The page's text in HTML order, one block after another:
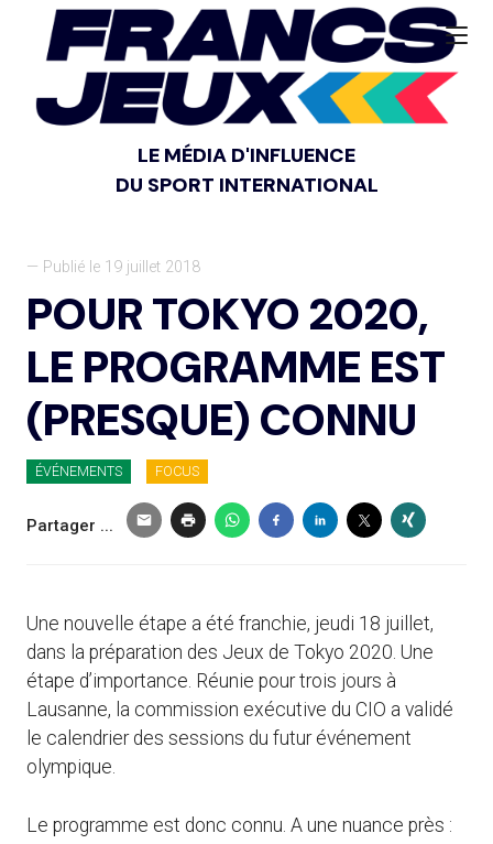
LE MÉDIA D'INFLUENCE
DU SPORT INTERNATIONAL
— Publié le 19 juillet 2018
POUR TOKYO 2020,
LE PROGRAMME EST
(PRESQUE) CONNU
ÉVÉNEMENTS FOCUS
Partager ...
Une nouvelle étape a été franchie, jeudi 18 juillet,
dans la préparation des Jeux de Tokyo 2020. Une
étape d’importance. Réunie pour trois jours à
Lausanne, la commission exécutive du CIO a validé
le calendrier des sessions du futur événement
olympique.
Le programme est donc connu. A une nuance près :